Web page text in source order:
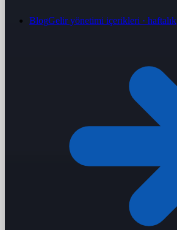
BlogGelir yönetimi içerikleri · haftalık